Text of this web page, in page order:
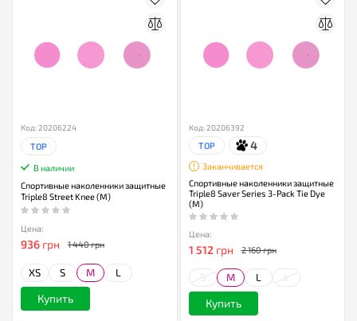
Код: 20206224
TOP
В наличии
Спортивные наколенники защитные
Triple8 Street Knee (M)
Цена:
936 грн 1 440 грн
XS S M L
Купить
Код: 20206392
TOP 4
Заканчивается
Спортивные наколенники защитные
Triple8 Saver Series 3-Pack Tie Dye
(M)
Цена:
1 512грн 2 160 грн
M L
Купить